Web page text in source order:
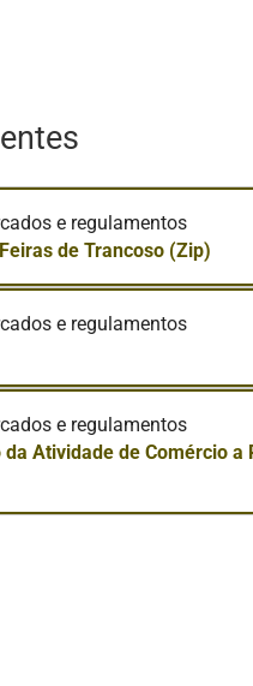
e regulamentos
de Trancoso (Zip)
e regulamentos
e regulamentos
Atividade de Comércio